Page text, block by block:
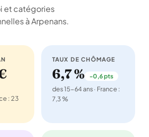
et catégories
à Arpenans.
: 23
TAUX DE CHÔMAGE
6,7 % -0,6 pts
des 15-64 ans · France :
7,3 %